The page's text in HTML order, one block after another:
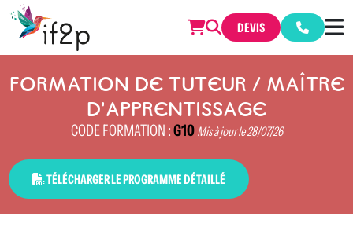
DEVIS
FORMATION DE TUTEUR / MAÎTRE
D'APPRENTISSAGE
CODE FORMATION :G10 Mis à jour le 28/07/26
TÉLÉCHARGER LE PROGRAMME DÉTAILLÉ